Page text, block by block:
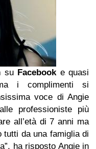
su Facebooke quasi
i complimenti si
voce di Angie
professioniste più
all’età di 7 anni ma
tutti da una famiglia di
ha risposto Angie in